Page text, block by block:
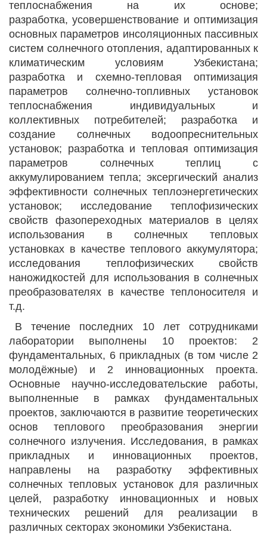
теплоснабжения на их основе;
разработка, усовершенствование и оптимизация
основных параметров инсоляционных пассивных
систем солнечного отопления, адаптированных к
климатическим условиям Узбекистана;
разработка и схемно-тепловая оптимизация
параметров солнечно-топливных установок
теплоснабжения индивидуальных и
коллективных потребителей; разработка и
создание солнечных водоопреснительных
установок; разработка и тепловая оптимизация
параметров солнечных теплиц с
аккумулированием тепла; эксергический анализ
эффективности солнечных теплоэнергетических
установок; исследование теплофизических
свойств фазопереходных материалов в целях
использования в солнечных тепловых
установках в качестве теплового аккумулятора;
исследования теплофизических свойств
наножидкостей для использования в солнечных
преобразователях в качестве теплоносителя и
т.д.
В течение последних 10 лет сотрудниками
лаборатории выполнены 10 проектов: 2
фундаментальных, 6 прикладных (в том числе 2
молодёжные) и 2 инновационных проекта.
Основные научно-исследовательские работы,
выполненные в рамках фундаментальных
проектов, заключаются в развитие теоретических
основ теплового преобразования энергии
солнечного излучения. Исследования, в рамках
прикладных и инновационных проектов,
направлены на разработку эффективных
солнечных тепловых установок для различных
целей, разработку инновационных и новых
технических решений для реализации в
различных секторах экономики Узбекистана.